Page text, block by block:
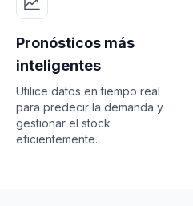
Pronósticos más
inteligentes
Utilice datos en tiempo real
para predecir la demanda y
gestionar el stock
eficientemente.